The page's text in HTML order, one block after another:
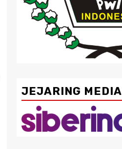
JEJARING MEDIA